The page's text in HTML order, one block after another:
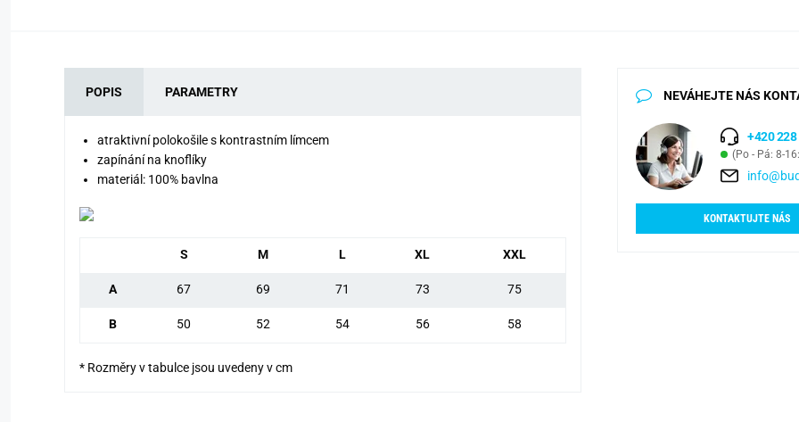
POPIS PARAMETRY
atraktivní polokošile s kontrastním límcem
zapínání na knoflíky
materiál: 100% bavlna
S M L XL XXL
A 67 69 71 73 75
B 50 52 54 56 58
* Rozměry v tabulce jsou uvedeny v cm
NEVÁHEJTE NÁS
+420 228
(Po - Pá: 8-
KONTAKTUJTE NÁS